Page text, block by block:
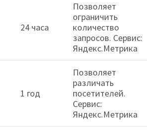
24 часа
Позволяет
ограничить
количество
запросов. Сервис:
Яндекс.Метрика
1 год
Позволяет
различать
посетителей.
Сервис:
Яндекс.Метрика